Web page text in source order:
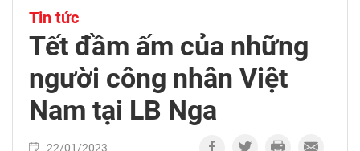
Tin tức
Tết đầm ấm của những
người công nhân Việt
Nam tại LB Nga
22/01/2023